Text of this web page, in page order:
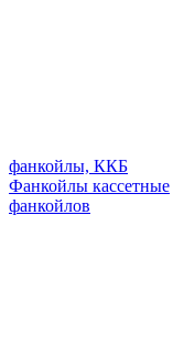
фанкойлы, ККБ
Фанкойлы кассетные
фанкойлов